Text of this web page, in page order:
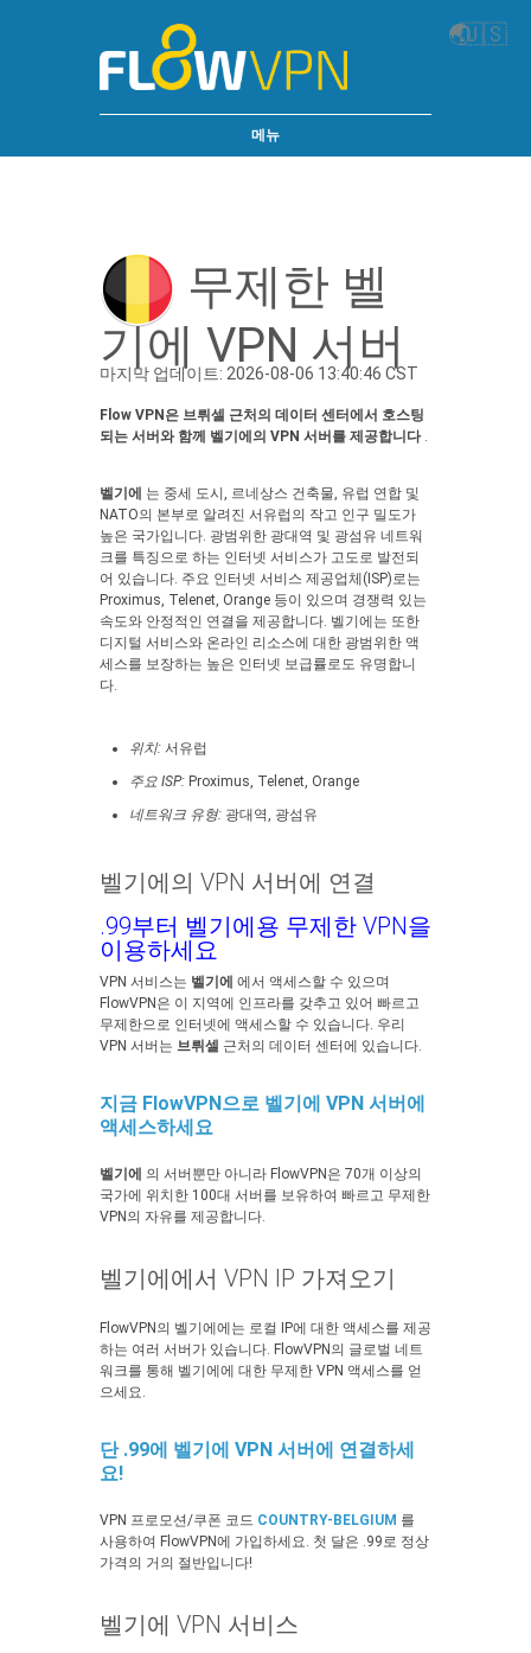
🌏🇺🇸
메뉴
무제한 벨
기에 VPN 서버
마지막 업데이트: 2026-08-06 13:40:46 CST
Flow VPN은 브뤼셀 근처의 데이터 센터에서 호스팅
되는 서버와 함께 벨기에의 VPN 서버를 제공합니다.
벨기에
는 중세 도시, 르네상스 건축물, 유럽 연합 및
NATO의 본부로 알려진 서유럽의 작고 인구 밀도가
높은 국가입니다. 광범위한 광대역 및 광섬유 네트워
크를 특징으로 하는 인터넷 서비스가 고도로 발전되
어 있습니다. 주요 인터넷 서비스 제공업체(ISP)로는
Proximus, Telenet, Orange 등이 있으며 경쟁력 있는
속도와 안정적인 연결을 제공합니다. 벨기에는 또한
디지털 서비스와 온라인 리소스에 대한 광범위한 액
세스를 보장하는 높은 인터넷 보급률로도 유명합니
다.
위치: 서유럽
주요 ISP: Proximus, Telenet, Orange
네트워크 유형: 광대역, 광섬유
벨기에의 VPN 서버에 연결
.99부터 벨기에용 무제한 VPN을
이용하세요
VPN 서비스는 벨기에 에서 액세스할 수 있으며
FlowVPN은 이 지역에 인프라를 갖추고 있어 빠르고
무제한으로 인터넷에 액세스할 수 있습니다. 우리
VPN 서버는 브뤼셀 근처의 데이터 센터에 있습니다.
지금 FlowVPN으로 벨기에 VPN 서버에
액세스하세요
벨기에
의 서버뿐만 아니라 FlowVPN은 70개 이상의
국가에 위치한 100대 서버를 보유하여 빠르고 무제한
VPN의 자유를 제공합니다.
벨기에에서 VPN IP 가져오기
FlowVPN의 벨기에에는 로컬 IP에 대한 액세스를 제공
하는 여러 서버가 있습니다. FlowVPN의 글로벌 네트
워크를 통해 벨기에에 대한 무제한 VPN 액세스를 얻
으세요.
단 .99에 벨기에 VPN 서버에 연결하세
요!
VPN 프로모션/쿠폰 코드 COUNTRY-BELGIUM 를
사용하여 FlowVPN에 가입하세요. 첫 달은 .99로 정상
가격의 거의 절반입니다!
벨기에 VPN 서비스